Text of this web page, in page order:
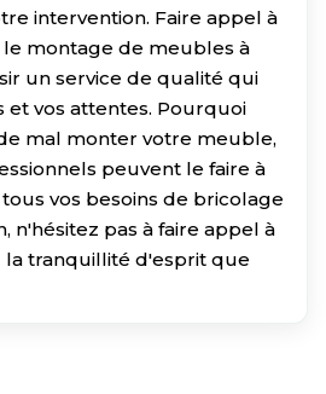
intervention. Faire appel à
montage de meubles à
un service de qualité qui
et vos attentes. Pourquoi
mal monter votre meuble,
peuvent le faire à
vos besoins de bricolage
n'hésitez pas à faire appel à
la tranquillité d'esprit que